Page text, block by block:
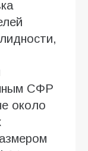
СФР
около